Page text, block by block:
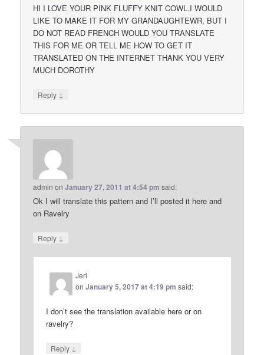
HI I LOVE YOUR PINK FLUFFY KNIT COWL.I WOULD
LIKE TO MAKE IT FOR MY GRANDAUGHTEWR, BUT I
DO NOT READ FRENCH WOULD YOU TRANSLATE
THIS FOR ME OR TELL ME HOW TO GET IT
TRANSLATED ON THE INTERNET THANK YOU VERY
MUCH DOROTHY
Reply ↓
admin onJanuary 27, 2011 at 4:54 pm said:
Ok I will translate this pattern and I’ll posted it here and
on Ravelry
Reply ↓
Jeri
onJanuary 5, 2017 at 4:19 pm said:
I don’t see the translation available here or on
ravelry?
Reply ↓